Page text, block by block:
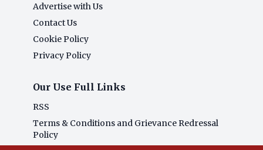
Advertise with Us
Contact Us
Cookie Policy
Privacy Policy
Our Use Full Links
RSS
Terms & Conditions and Grievance Redressal
Policy